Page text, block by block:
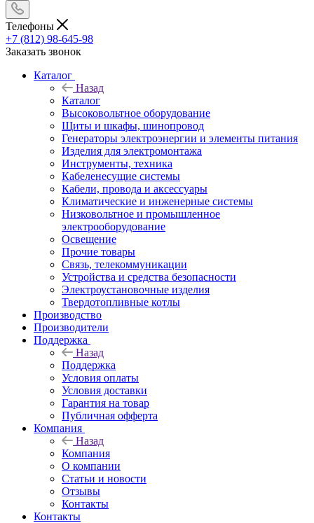
Телефоны
+7 (812) 98-645-98
Заказать звонок
Каталог
Назад
Каталог
Высоковольтное оборудование
Щиты и шкафы, шинопровод
Генераторы электроэнергии и элементы питания
Изделия для электромонтажа
Инструменты, техника
Кабеленесущие системы
Кабели, провода и аксессуары
Климатические и инженерные системы
Низковольтное и промышленное
электрооборудование
Освещение
Прочие товары
Связь, телекоммуникации
Устройства и средства безопасности
Электроустановочные изделия
Твердотопливные котлы
Производство
Производители
Поддержка
Назад
Поддержка
Условия оплаты
Условия доставки
Гарантия на товар
Публичная офферта
Компания
Назад
Компания
О компании
Статьи и новости
Отзывы
Контакты
Контакты